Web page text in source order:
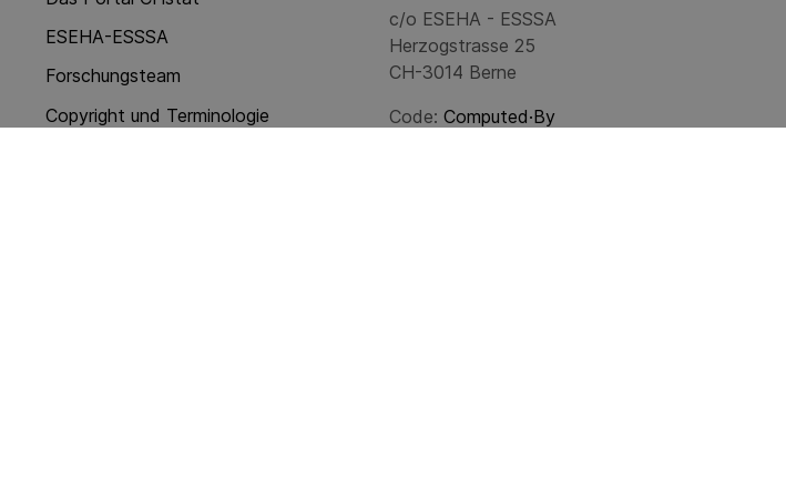
ESEHA-ESSSA
Forschungsteam
Copyright und Terminologie
c/o ESEHA - ESSSA
Herzogstrasse 25
CH-3014 Berne
Code: Computed·By